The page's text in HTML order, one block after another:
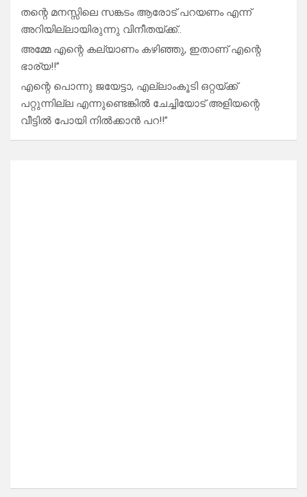
തന്റെ മനസ്സിലെ സങ്കടം ആരോട് പറയണം എന്ന്
അറിയില്ലായിരുന്നു വിനീതയ്ക്ക്..
അമ്മേ എന്റെ കല്യാണം കഴിഞ്ഞു, ഇതാണ് എന്റെ
ഭാര്യ!!”
എന്റെ പൊന്നു ജയേട്ടാ, എല്ലാംകൂടി ഒറ്റയ്ക്ക്
പറ്റുന്നില്ല എന്നുണ്ടെങ്കിൽ ചേച്ചിയോട് അളിയന്റെ
വീട്ടിൽ പോയി നിൽക്കാൻ പറ!!”